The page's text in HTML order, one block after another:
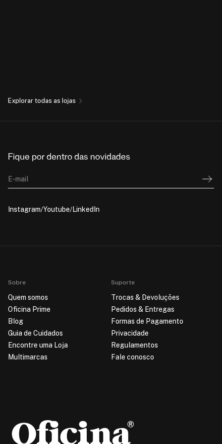
Explorar todas as lojas
Fique por dentro das novidades
E-mail
Instagram Youtube LinkedIn
Sobre
Quem somos
Oficina Prime
Blog
Guia de Cuidados
Encontre uma Loja
Multimarcas
Suporte
Trocas & Devoluções
Pedidos & Entregas
Formas de Pagamento
Privacidade
Regulamentos
Fale conosco